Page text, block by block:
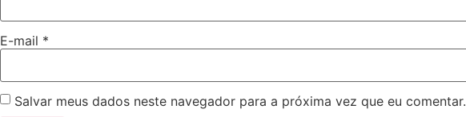
E-mail *
Salvar meus dados neste navegador para a próxima vez que eu comentar.